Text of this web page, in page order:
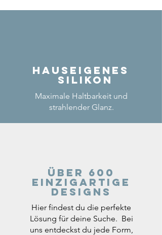
Hauseigenes
Silikon
Maximale Haltbarkeit und
strahlender Glanz.
Über 600
einzigartige
Designs
Hier findest du die perfekte
Lösung für deine Suche. Bei
uns entdeckst du jede Form,